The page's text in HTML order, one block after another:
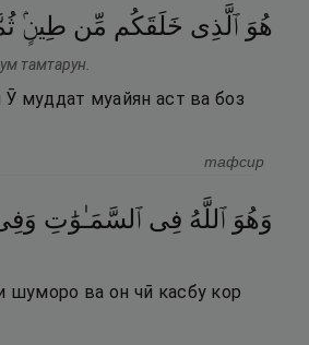
هُوَ ٱلَّذِى خَلَقَكُم مِّن طِينٍۢ
тамтарун.
муддат муайян аст ва боз
тафсир
وَهُوَ ٱللَّهُ فِى ٱلسَّمَـٰوَٰتِ
ва он чӣ касбу кор